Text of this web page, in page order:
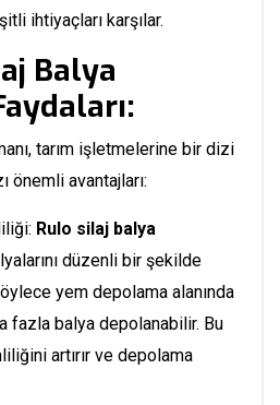
ihtiyaçları karşılar.
Balya
tarım işletmelerine bir dizi
önemli avantajları:
Rulo silaj balya
düzenli bir şekilde
yem depolama alanında
fazla balya depolanabilir. Bu
artırır ve depolama